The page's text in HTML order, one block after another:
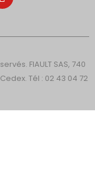
FIAULT SAS, 740
Tél : 02 43 04 72